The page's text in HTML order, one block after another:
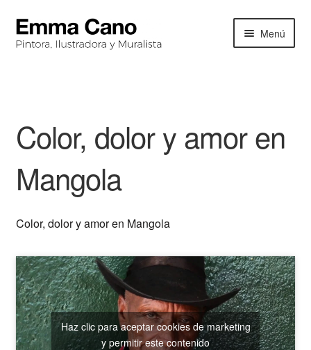
Ir
a
Ir
al
Menú
PORTAFOLIO
EXPOSICIONES
NOTICIAS
CONTACTO
Color, dolor y amor en
Mangola
Color, dolor y amor en Mangola
Haz clic para aceptar cookies de marketing
y permitir este contenido